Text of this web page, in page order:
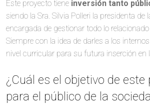
Este proyecto tiene inversión tanto
siendo la Sra. Silvia Polleri la presidenta de
encargada de gestionar todo lo
Siempre con la idea de darles a los
nivel curricular para su futura inserción en
¿Cuál es el objetivo de este
para el público de la